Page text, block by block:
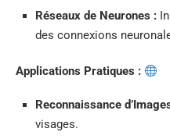
Réseaux de Neurones :
des connexions
Applications Pratiques :
Reconnaissance
visages.